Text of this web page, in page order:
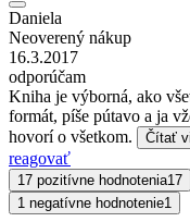
Daniela
Neoverený nákup
16.3.2017
odporúčam
Kniha je výborná, ako
formát, píše pútavo a ja
hovorí o všetkom.
Čítať
reagovať
17 pozitívne hodnotenia17
1 negatívne hodnotenie1